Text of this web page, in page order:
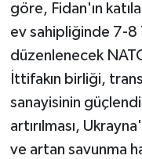
göre, Fidan'ın
ev sahipliğinde 7-8
düzenlenecek
İttifakın birliği,
sanayisinin
artırılması,
ve artan savunma